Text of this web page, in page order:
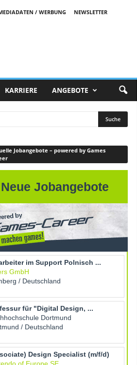
/ WERBUNG
NEWSLETTER
KARRIERE ANGEBOTE
Jobangebote – powered by Games